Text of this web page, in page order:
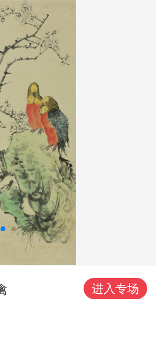
进入专场